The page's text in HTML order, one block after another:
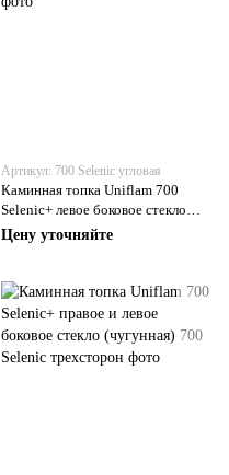
Артикул: 700 Selenic угловая
Каминная топка Uniflam 700
Selenic+ левое боковое стекло
(чугунная)
Цену уточняйте